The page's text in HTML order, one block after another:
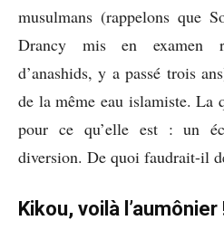
musulmans (rappelons que
Drancy mis en examen
d’anashids, y a passé trois
de la même eau islamiste. La
pour ce qu’elle est : un
diversion. De quoi faudrait-il
Kikou, voilà l’aumônier